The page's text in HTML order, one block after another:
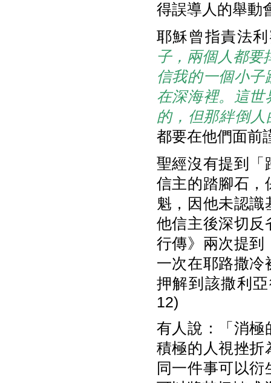
得誤導人的舉動
耶穌曾指責法
子，兩個人都要
信我的一個小
在深海裡。這世
的，但那絆倒
都要在他們面前
聖經沒有提到「
信主的踏腳石，
魁，因他未認
他信主後深切反
行傳》兩次提到
一次在耶路撒冷
押解到該撒利
12)
有人說：「消極
積極的人視挫折
同一件事可以